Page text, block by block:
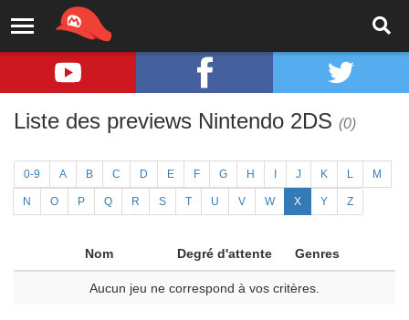
Liste des previews Nintendo 2DS (0)
0-9 A B C D E F G H J K L M
N O P Q R S T U V W X Y Z
Nom Degré d'attente Genres
Aucun jeu ne correspond à vos critères.